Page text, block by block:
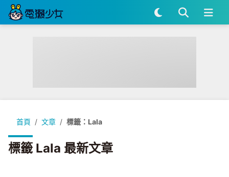
首頁 文章 標籤：Lala
標籤 Lala 最新文章